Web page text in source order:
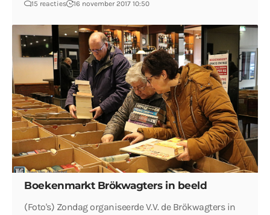
15 reacties 16 november 2017 10:50
Boekenmarkt Brökwagters in beeld
(Foto's) Zondag organiseerde V.V. de Brökwagters in